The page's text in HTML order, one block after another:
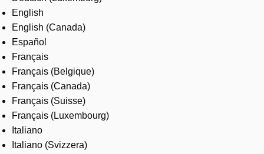
Careers
English
English (Canada)
Español
Français
Français (Belgique)
Français (Canada)
Français (Suisse)
Français (Luxembourg)
Italiano
Italiano (Svizzera)